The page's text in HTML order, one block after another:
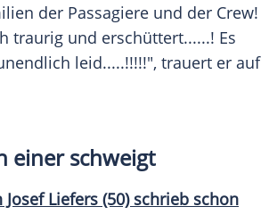
der Passagiere und der Crew!
traurig und erschüttert......! Es
leid.....!!!!!", trauert er auf
einer schweigt
Josef Liefers (50) schrieb schon